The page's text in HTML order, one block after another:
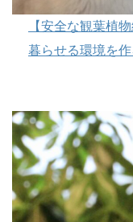
【安全な観葉植
暮らせる環境を作